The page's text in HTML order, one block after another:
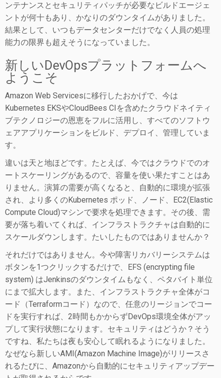
ンテナンスとセキュリティパッチが必要なビルドエージェ
ントが何十もあり、かなりのダウンタイムがありました。
結果として、いつもデータセンターだけでなく人員の処理
能力の限界も超えそうになっていました。
新しいDevOpsプラットフォームへ
ようこそ
Amazon Web Servicesに移行したおかげで、今は
Kubernetes EKSやCloudBees CIを含めたクラウドネイティ
ブテクノロジーの恩恵をフルに活用し、すべてのソフトウ
ェアアプリケーションをビルド、デプロイ、管理していま
す。
違いは天と地ほどです。たとえば、今ではクラウドでのオ
ートスケーリングがあるので、容量を使い果たすことはあ
りません。演算の需要が高くなると、自動的に環境が拡張
され、より多くのKubernetes ポッド、ノード、EC2(Elastic
Compute Cloud)マシンで要求を処理できます。その後、需
要が落ち着いてくれば、インフラストラクチャは自動的に
スケールダウンします。たいしたものではありませんか？
それだけではありません。今や障害リカバリーシステムは
ボタンを1つクリックするだけで、EFS (encrypting file
system) はJenkinsのダウンタイムもなく、ペタバイト単位
にまで拡大します。また、インフラストラクチャ全体がコ
ード（Terraformコード）なので、任意のリージョンでコー
ドを実行すれば、2時間もかからずDevOps環境全体がアッ
プして実行状態になります。セキュリティはどうか？そう
ですね、私たちは夜も安心して眠れるようになりました。
なぜなら新しいAMI(Amazon Machine Image)がリリースさ
れるたびに、Amazonから自動的にセキュリティアップデー